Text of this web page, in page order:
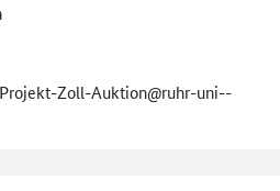
Zoll-Auktion@ruhr-uni-­